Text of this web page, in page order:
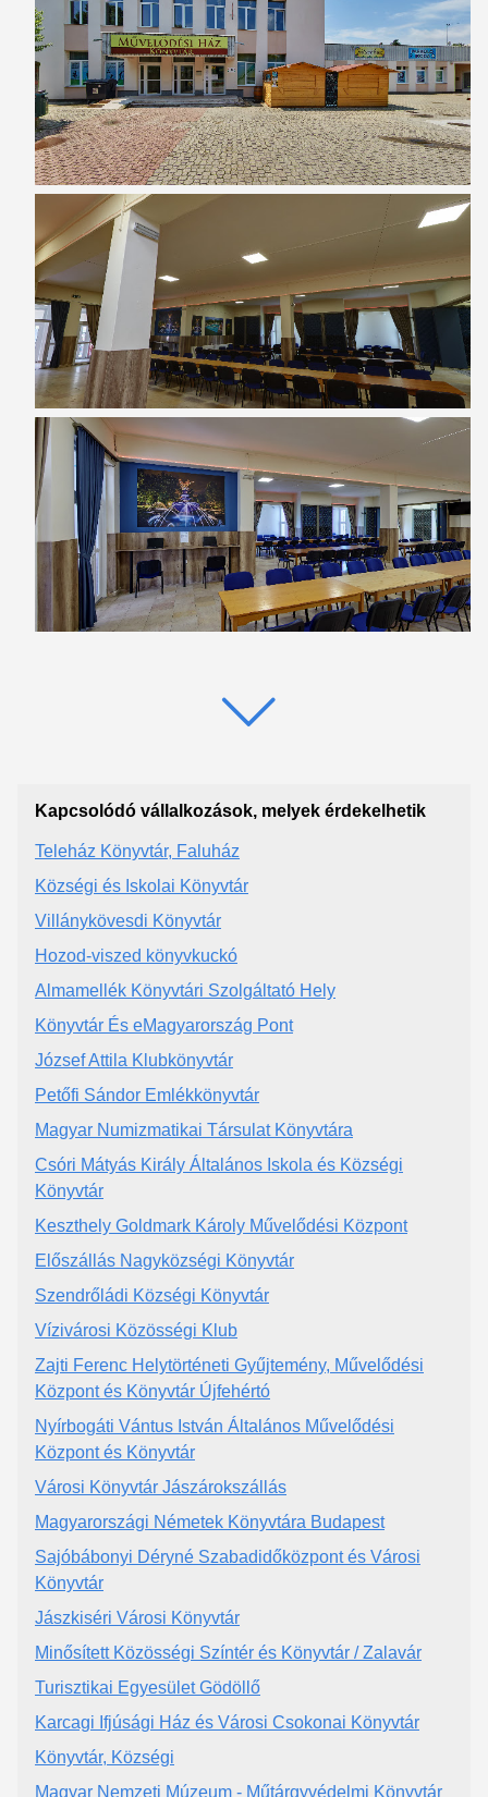
Kapcsolódó vállalkozások, melyek érdekelhetik
Teleház Könyvtár, Faluház
Községi és Iskolai Könyvtár
Villánykövesdi Könyvtár
Hozod-viszed könyvkuckó
Almamellék Könyvtári Szolgáltató Hely
Könyvtár És eMagyarország Pont
József Attila Klubkönyvtár
Petőfi Sándor Emlékkönyvtár
Magyar Numizmatikai Társulat Könyvtára
Csóri Mátyás Király Általános Iskola és Községi
Könyvtár
Keszthely Goldmark Károly Művelődési Központ
Előszállás Nagyközségi Könyvtár
Szendrőládi Községi Könyvtár
Vízivárosi Közösségi Klub
Zajti Ferenc Helytörténeti Gyűjtemény, Művelődési
Központ és Könyvtár Újfehértó
Nyírbogáti Vántus István Általános Művelődési
Központ és Könyvtár
Városi Könyvtár Jászárokszállás
Magyarországi Németek Könyvtára Budapest
Sajóbábonyi Déryné Szabadidőközpont és Városi
Könyvtár
Jászkiséri Városi Könyvtár
Minősített Közösségi Színtér és Könyvtár / Zalavár
Turisztikai Egyesület Gödöllő
Karcagi Ifjúsági Ház és Városi Csokonai Könyvtár
Könyvtár, Községi
Magyar Nemzeti Múzeum - Műtárgyvédelmi Könyvtár